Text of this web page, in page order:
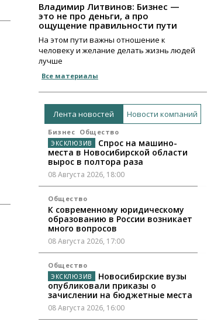
Владимир Литвинов: Бизнес —
это не про деньги, а про
ощущение правильности пути
На этом пути важны отношение к
человеку и желание делать жизнь людей
лучше
Все материалы
Лента новостей Новости компаний
Бизнес Общество
Спрос на машино-
места в Новосибирской области
вырос в полтора раза
08 Августа 2026, 18:00
Общество
К современному юридическому
образованию в России возникает
много вопросов
08 Августа 2026, 17:00
Общество
Новосибирские вузы
опубликовали приказы о
зачислении на бюджетные места
08 Августа 2026, 16:00